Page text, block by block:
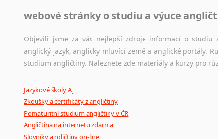
Jazykový korpus je elektronický soubor autentických
původního zdroje textu.
Ostatní pomůcky pro překladatele
poradny a pravidla
webové stránky o studiu a výuce
Objevili jsme za vás nejlepší zdroje informací o studiu
anglický jazyk, anglicky mluvící země a anglické portály.
studium angličtiny. Naleznete zde materiály a kurzy pro
Jazykové školy AJ
Zkoušky a certifikáty z angličtiny
Pomaturitní studium angličtiny v ČR
Angličtina na internetu zdarma
Slovníky angličtiny on-line